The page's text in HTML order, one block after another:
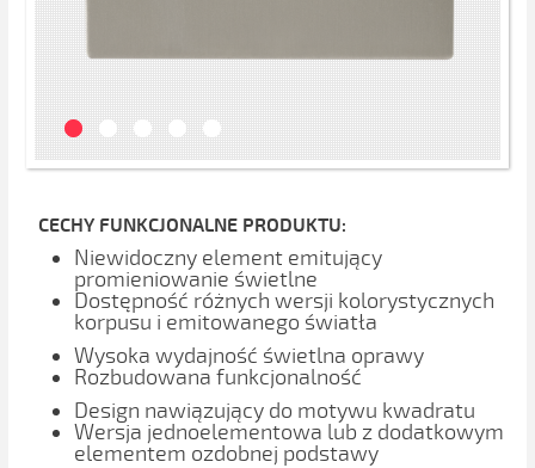
CECHY FUNKCJONALNE PRODUKTU:
Niewidoczny element emitujący
promieniowanie świetlne
Dostępność różnych wersji kolorystycznych
korpusu i emitowanego światła
Wysoka wydajność świetlna oprawy
Rozbudowana funkcjonalność
Design nawiązujący do motywu kwadratu
Wersja jednoelementowa lub z dodatkowym
elementem ozdobnej podstawy